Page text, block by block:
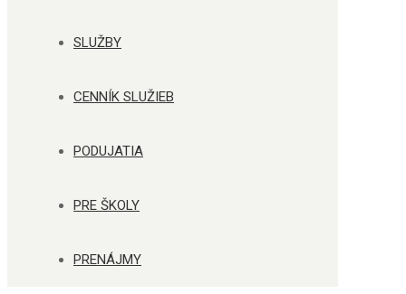
SLUŽBY
CENNÍK SLUŽIEB
PODUJATIA
PRE ŠKOLY
PRENÁJMY